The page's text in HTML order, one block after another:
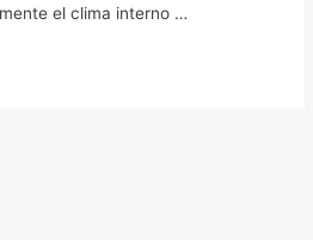
el clima interno …